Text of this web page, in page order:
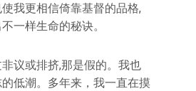
我更相信倚靠基督的品格,
一样生命的秘诀。
议或排挤,那是假的。我也
低潮。多年来，我一直在摸